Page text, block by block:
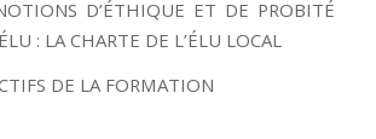
D’ÉTHIQUE ET DE PROBITÉ
: LA CHARTE DE L’ÉLU LOCAL
DE LA FORMATION